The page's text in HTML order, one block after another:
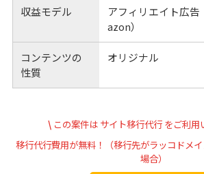
収益モデル
アフィリエイト広
azon）
コンテンツの
性質
オリジナル
\ この案件は サイト移行代行 をご利用
移行代行費用が無料！（移行先がラッコドメ
場合）